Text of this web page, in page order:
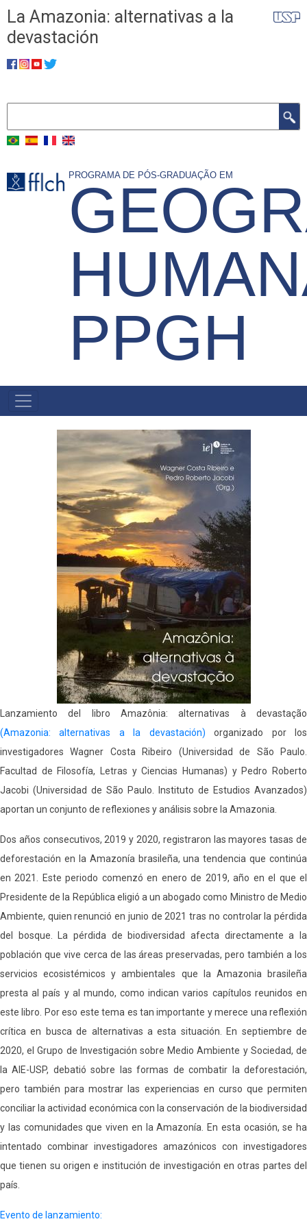
Skip
content
La Amazonia: alternativas a la
devastación
PROGRAMA DE PÓS-GRADUAÇÃO EM
PPGH
MENU
PRINCIPAL
Lanzamiento del libro Amazônia: alternativas à devastação
(Amazonia: alternativas a la devastación) organizado por los
investigadores Wagner Costa Ribeiro (Universidad de São Paulo.
Facultad de Filosofía, Letras y Ciencias Humanas) y Pedro Roberto
Jacobi (Universidad de São Paulo. Instituto de Estudios Avanzados)
aportan un conjunto de reflexiones y análisis sobre la Amazonia.
Dos años consecutivos, 2019 y 2020, registraron las mayores tasas de
deforestación en la Amazonía brasileña, una tendencia que continúa
en 2021. Este periodo comenzó en enero de 2019, año en el que el
Presidente de la República eligió a un abogado como Ministro de Medio
Ambiente, quien renunció en junio de 2021 tras no controlar la pérdida
del bosque. La pérdida de biodiversidad afecta directamente a la
población que vive cerca de las áreas preservadas, pero también a los
servicios ecosistémicos y ambientales que la Amazonia brasileña
presta al país y al mundo, como indican varios capítulos reunidos en
este libro. Por eso este tema es tan importante y merece una reflexión
crítica en busca de alternativas a esta situación. En septiembre de
2020, el Grupo de Investigación sobre Medio Ambiente y Sociedad, de
la AIE-USP, debatió sobre las formas de combatir la deforestación,
pero también para mostrar las experiencias en curso que permiten
conciliar la actividad económica con la conservación de la biodiversidad
y las comunidades que viven en la Amazonía. En esta ocasión, se ha
intentado combinar investigadores amazónicos con investigadores
que tienen su origen e institución de investigación en otras partes del
país.
Evento de lanzamiento: